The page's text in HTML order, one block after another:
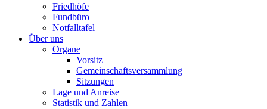
Friedhöfe
Fundbüro
Notfalltafel
Über uns
Organe
Vorsitz
Gemeinschaftsversammlung
Sitzungen
Lage und Anreise
Statistik und Zahlen